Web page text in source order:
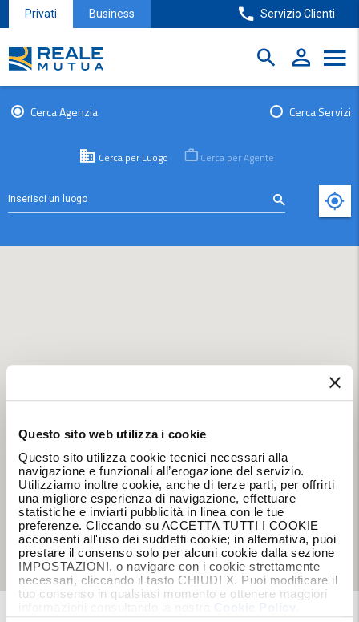
Questo sito web utilizza i cookie
Questo sito utilizza cookie tecnici necessari alla
navigazione e funzionali all’erogazione del servizio.
Utilizziamo inoltre cookie, anche di terze parti, per offrirti
una migliore esperienza di navigazione, effettuare
statistiche e inviarti pubblicità in linea con le tue
preferenze. Cliccando su ACCETTA TUTTI I COOKIE
acconsenti all'uso dei suddetti cookie; in alternativa, puoi
prestare il consenso solo per alcuni cookie dalla sezione
IMPOSTAZIONI, o navigare con i cookie strettamente
necessari, cliccando il tasto CHIUDI X. Puoi modificare il
tuo consenso in qualsiasi momento e ottenere maggiori
Privati Business Servizio Clienti
Cerca Agenzia Cerca Servizi
Cerca per Luogo Cerca per Agente